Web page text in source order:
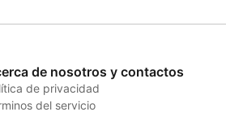
de nosotros y contactos
de privacidad
del servicio